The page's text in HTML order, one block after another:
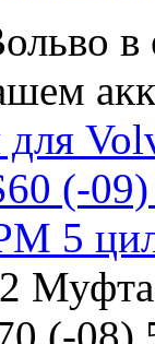
для
(-
5
Муфта